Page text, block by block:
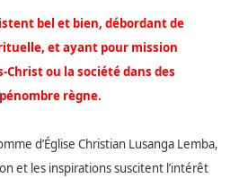
bel et bien, débordant de
et ayant pour mission
Christ ou la société dans des
règne.
d’Église Christian Lusanga Lemba,
et les inspirations suscitent l’intérêt